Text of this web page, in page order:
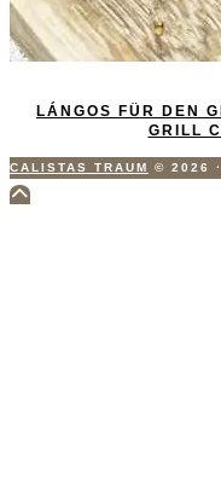
LÁNGOS FÜR DEN
GRILL
CALISTAS TRAUM © 2026 ·
Scroll